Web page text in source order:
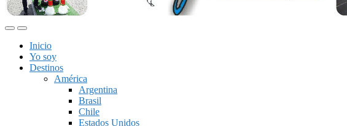
Alternar
menú
móvil
Alternar
campo
de
búsqueda
Inicio
Yo soy
Destinos
América
Argentina
Brasil
Chile
Estados Unidos